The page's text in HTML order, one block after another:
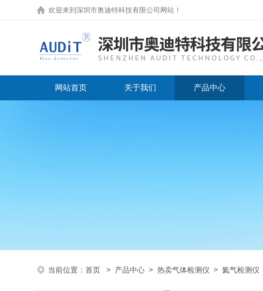
欢迎来到 深圳市奥迪特科技有限公司网站 ！
网站首页 关于我们 产品中心
当前位置： 首页 > 产品中心 > 热卖气体检测仪 > 氦气检测仪